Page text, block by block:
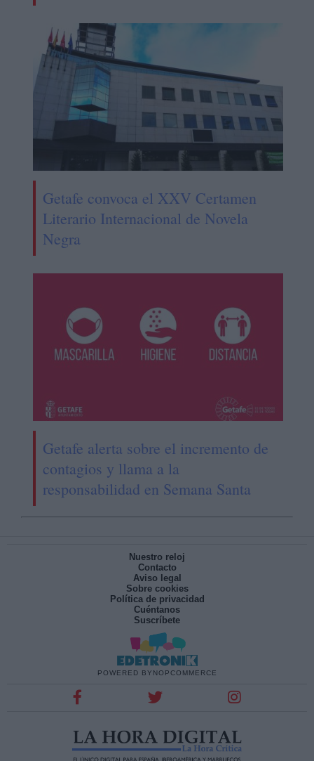
Getafe convoca el XXV Certamen
Literario Internacional de Novela
Negra
Getafe alerta sobre el incremento de
contagios y llama a la
responsabilidad en Semana Santa
Nuestro reloj
Contacto
Aviso legal
Sobre cookies
Política de privacidad
Cuéntanos
Suscríbete
POWERED BY NOPCOMMERCE